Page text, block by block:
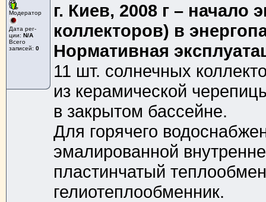
Модератор
Дата рег-
ции: N/A
Всего
записей: 0
г. Киев, 2008 г –
коллекторов) в
Нормативная
11 шт. солнечных
из керамической
в закрытом бассейне.
Для горячего
эмалированной
пластинчатый
гелиотеплообменник.